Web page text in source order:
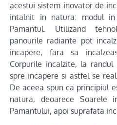
acestui sistem inovator de
intalnit in natura: modul in
Pamantul. Utilizand
panourile radiante pot
incapere, fara sa
Corpurile incalzite, la
spre incapere si astfel se
De aceea spun ca principiul
natura, deoarece Soarele
Pamantului, apoi suprafata